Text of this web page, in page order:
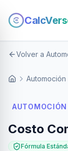
Volver a
Automoción
AUTOMOCIÓN
Costo
Fórmula